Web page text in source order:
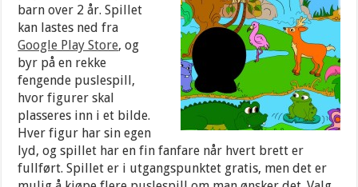
barn over 2 år. Spillet
kan lastes ned fra
Google Play Store, og
byr på en rekke
fengende puslespill,
hvor figurer skal
plasseres inn i et bilde.
Hver figur har sin egen
lyd, og spillet har en fin fanfare når hvert brett er
fullført. Spillet er i utgangspunktet gratis, men det er